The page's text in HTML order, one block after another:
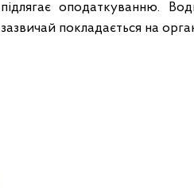
підлягає оподаткуванню.
зазвичай покладається на